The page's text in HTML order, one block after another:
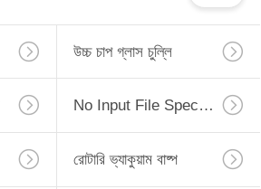
উচ্চ চাপ গ্লাস চুল্লি
No Input File Specified.
রোটারি ভ্যাকুয়াম বাষ্প